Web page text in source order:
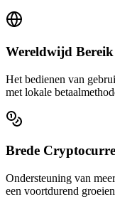
Wereldwijd Bereik
Het bedienen van
met lokale
Brede
Ondersteuning van
een voortdurend